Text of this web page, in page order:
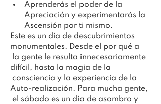
Aprenderás el poder de la
Apreciación y experimentarás la
Ascensión por ti mismo.
Este es un día de descubrimientos
monumentales. Desde el por qué a
la gente le resulta innecesariamente
difícil, hasta la magia de la
consciencia y la experiencia de la
Auto-realización. Para mucha gente,
el sábado es un día de asombro y